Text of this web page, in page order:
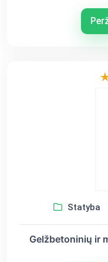
Statyba
Gelžbetoninių ir